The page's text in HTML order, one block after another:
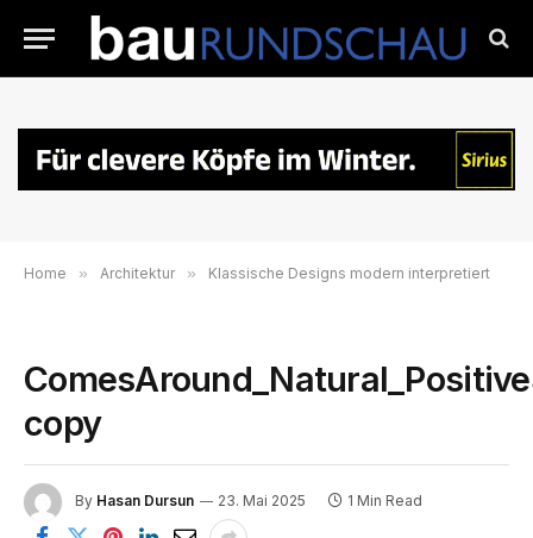
Home » Architektur » Klassische Designs modern interpretiert
copy
By Hasan Dursun 23. Mai 2025 1 Min Read